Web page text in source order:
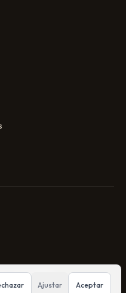
reservados.
Ajustar Aceptar